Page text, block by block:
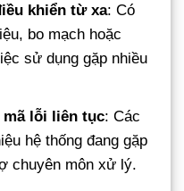
khiển từ xa: Có
bo mạch hoặc
sử dụng gặp nhiều
mã lỗi liên tục: Các
hệ thống đang gặp
chuyên môn xử lý.